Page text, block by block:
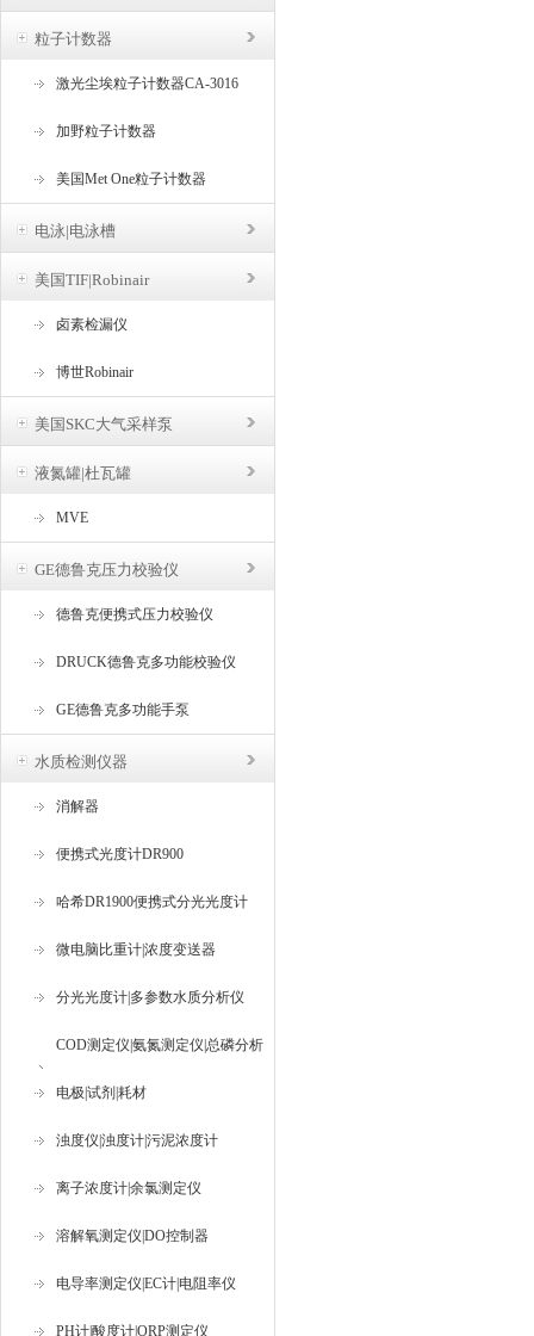
粒子计数器
激光尘埃粒子计数器CA-3016
加野粒子计数器
美国Met One粒子计数器
电泳|电泳槽
美国TIF|Robinair
卤素检漏仪
博世Robinair
美国SKC大气采样泵
液氮罐|杜瓦罐
MVE
GE德鲁克压力校验仪
德鲁克便携式压力校验仪
DRUCK德鲁克多功能校验仪
GE德鲁克多功能手泵
水质检测仪器
消解器
便携式光度计DR900
哈希DR1900便携式分光光度计
微电脑比重计|浓度变送器
分光光度计|多参数水质分析仪
COD测定仪|氨氮测定仪|总磷分析
仪
电极|试剂|耗材
浊度仪|浊度计|污泥浓度计
离子浓度计|余氯测定仪
溶解氧测定仪|DO控制器
电导率测定仪|EC计|电阻率仪
PH计|酸度计|ORP测定仪